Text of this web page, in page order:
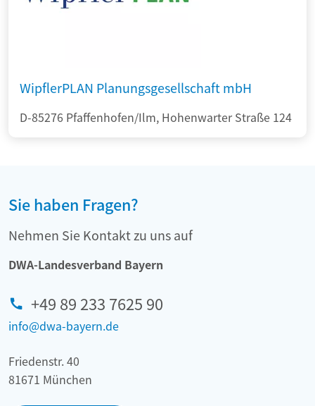
WipflerPLAN Planungsgesellschaft mbH
D-85276 Pfaffenhofen/Ilm, Hohenwarter Straße 124
Sie haben Fragen?
Nehmen Sie Kontakt zu uns auf
DWA-Landesverband Bayern
+49 89 233 7625 90
info@dwa-bayern.de
Friedenstr. 40
81671 München